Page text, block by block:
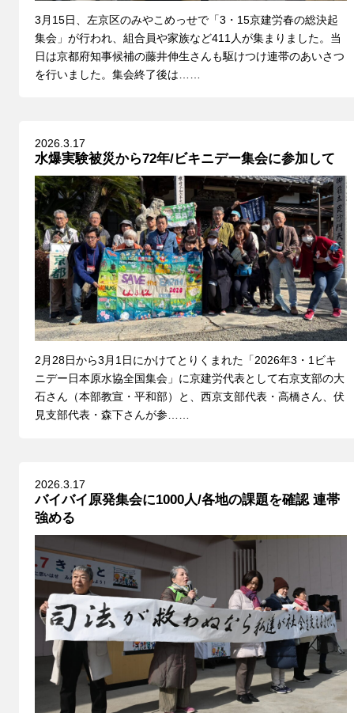
3月15日、左京区のみやこめっせで「3・15京建労春の総決起
集会」が行われ、組合員や家族など411人が集まりました。当
日は京都府知事候補の藤井伸生さんも駆けつけ連帯のあいさつ
を行いました。集会終了後は……
2026.3.17
水爆実験被災から72年/ビキニデー集会に参加して
2月28日から3月1日にかけてとりくまれた「2026年3・1ビキ
ニデー日本原水協全国集会」に京建労代表として右京支部の大
石さん（本部教宣・平和部）と、西京支部代表・高橋さん、伏
見支部代表・森下さんが参……
2026.3.17
バイバイ原発集会に1000人/各地の課題を確認 連帯
強める